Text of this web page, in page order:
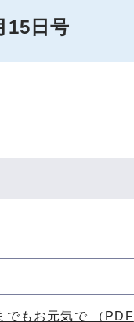
15日号
でもお元気で （PDF